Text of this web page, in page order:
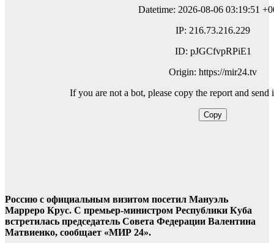
Россию с официальным визитом посетил Мануэль
Марреро Крус. С премьер-министром Республики Куба
встретилась председатель Совета Федерации Валентина
Матвиенко, сообщает «МИР 24».